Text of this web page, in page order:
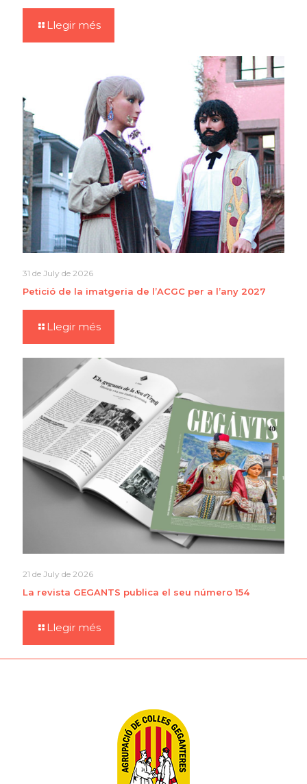
Llegir més
31 de July de 2026
Petició de la imatgeria de l’ACGC per a l’any 2027
Llegir més
21 de July de 2026
La revista GEGANTS publica el seu número 154
Llegir més